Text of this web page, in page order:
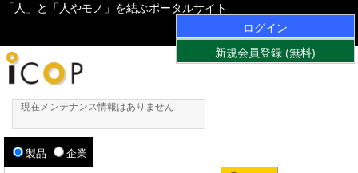
「人」と「人やモノ」を結ぶポータルサイト
ログイン
新規会員登録 (無料)
現在メンテナンス情報はありません
製品 企業